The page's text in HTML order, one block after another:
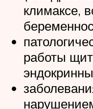
климаксе,
работы